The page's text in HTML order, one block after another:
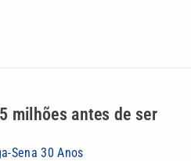
milhões antes de ser
Sena 30 Anos